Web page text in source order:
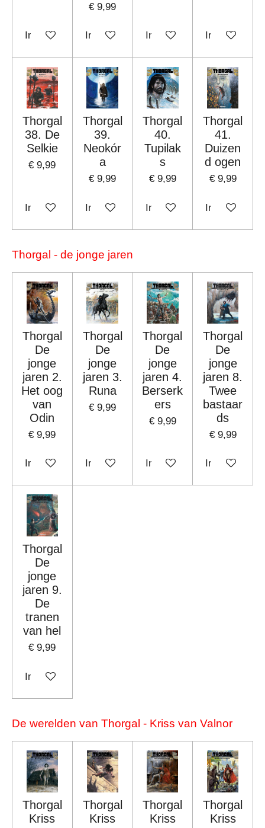
In winkelwagen
€ 9,99
In winkelwagenIn winkelwagenIn
Thorgal
38. De
Selkie
€ 9,99
In winkelwagen
Thorgal
39.
Neokór
a
€ 9,99
In winkelwagen
Thorgal
40.
Tupilak
s
€ 9,99
In winkelwagen
Thorgal
41.
Duizen
d ogen
€ 9,99
In
Thorgal - de jonge jaren
Thorgal
De
jonge
jaren 2.
Het oog
van
Odin
€ 9,99
In winkelwagen
Thorgal
De
jonge
jaren 3.
Runa
€ 9,99
In winkelwagen
Thorgal
De
jonge
jaren 4.
Berserk
ers
€ 9,99
In winkelwagen
Thorgal
De
jonge
jaren 8.
Twee
bastaar
ds
€ 9,99
In
Thorgal
De
jonge
jaren 9.
De
tranen
van hel
€ 9,99
In winkelwagen
De werelden van Thorgal - Kriss van Valnor
Thorgal
Kriss
Thorgal
Kriss
Thorgal
Kriss
Thorgal
Kriss